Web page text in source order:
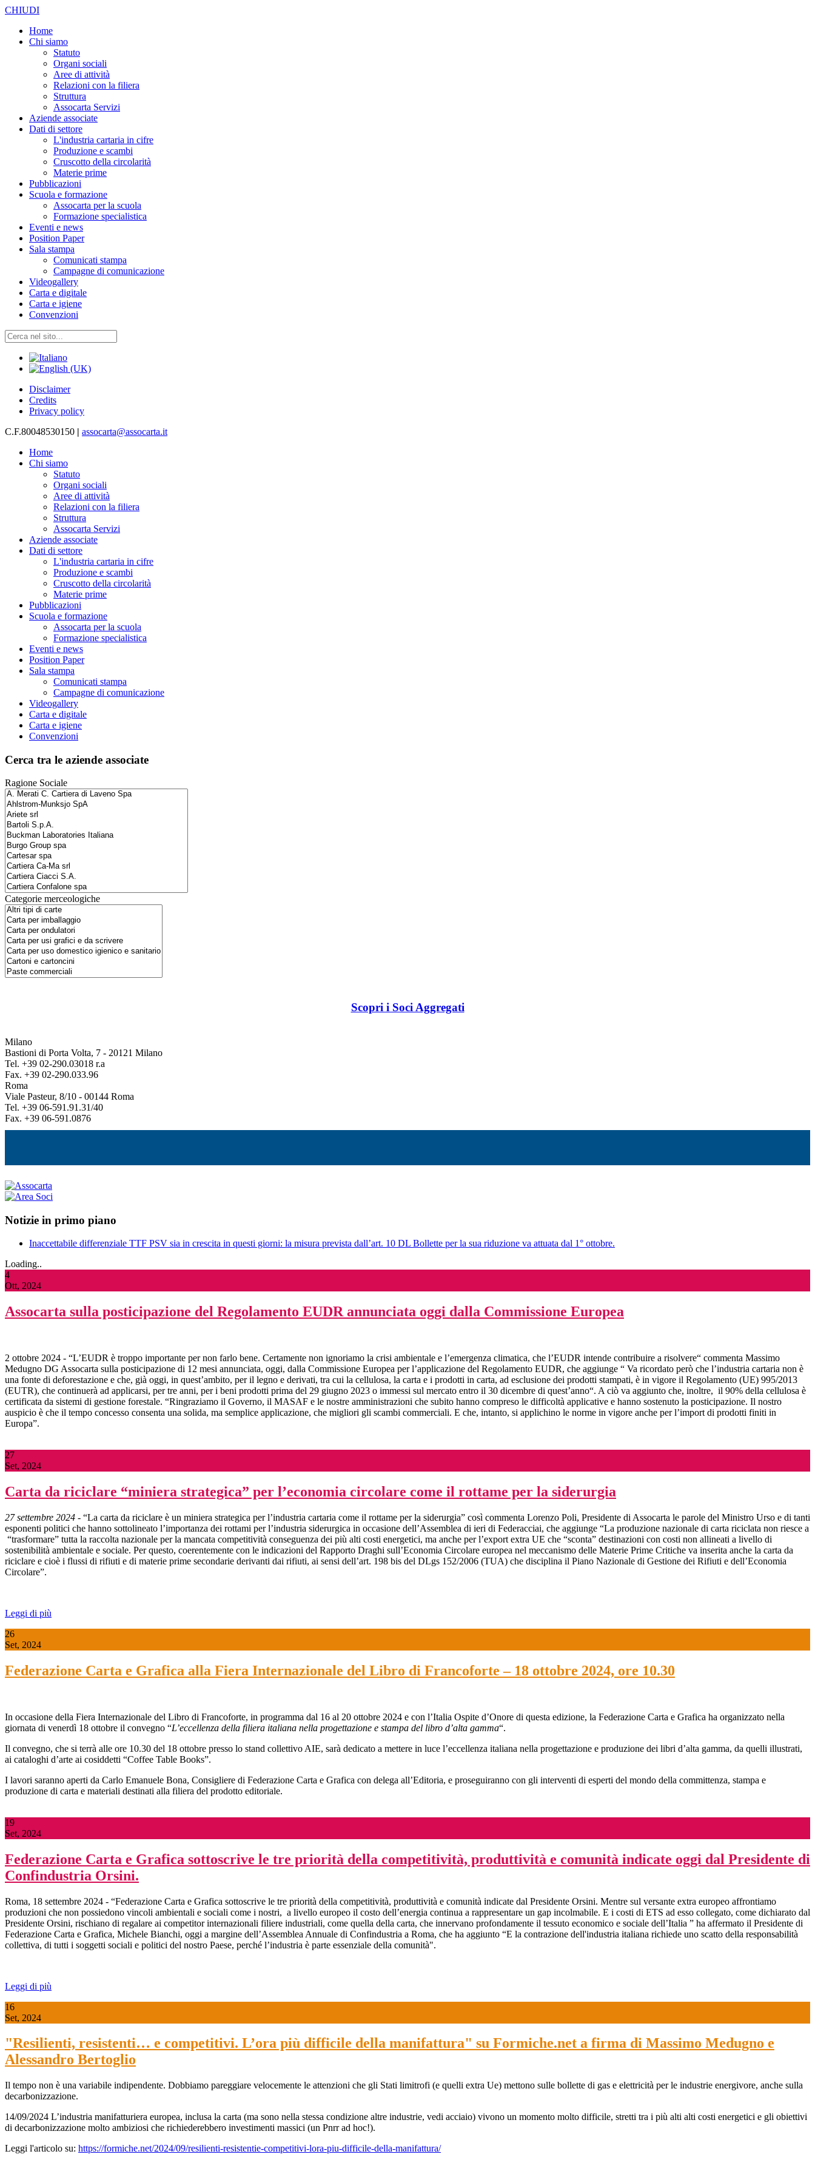
CHIUDI
Home
Chi siamo
Statuto
Organi sociali
Aree di attività
Relazioni con la filiera
Struttura
Assocarta Servizi
Aziende associate
Dati di settore
L'industria cartaria in cifre
Produzione e scambi
Cruscotto della circolarità
Materie prime
Pubblicazioni
Scuola e formazione
Assocarta per la scuola
Formazione specialistica
Eventi e news
Position Paper
Sala stampa
Comunicati stampa
Campagne di comunicazione
Videogallery
Carta e digitale
Carta e igiene
Convenzioni
Disclaimer
Credits
Privacy policy
C.F.80048530150 | assocarta@assocarta.it
Home
Chi siamo
Statuto
Organi sociali
Aree di attività
Relazioni con la filiera
Struttura
Assocarta Servizi
Aziende associate
Dati di settore
L'industria cartaria in cifre
Produzione e scambi
Cruscotto della circolarità
Materie prime
Pubblicazioni
Scuola e formazione
Assocarta per la scuola
Formazione specialistica
Eventi e news
Position Paper
Sala stampa
Comunicati stampa
Campagne di comunicazione
Videogallery
Carta e digitale
Carta e igiene
Convenzioni
Cerca tra le aziende associate
Ragione Sociale
Categorie merceologiche
Scopri i Soci Aggregati
Milano
Bastioni di Porta Volta, 7 - 20121 Milano
Tel. +39 02-290.03018 r.a
Fax. +39 02-290.033.96
Roma
Viale Pasteur, 8/10 - 00144 Roma
Tel. +39 06-591.91.31/40
Fax. +39 06-591.0876
Notizie in primo piano
Inaccettabile differenziale TTF PSV sia in crescita in questi giorni: la misura prevista dall’art. 10 DL Bollette per la sua riduzione va attuata dal 1° ottobre.
Loading..
4
Ott, 2024
Assocarta sulla posticipazione del Regolamento EUDR annunciata oggi dalla Commissione Europea
2 ottobre 2024 - “L’EUDR è troppo importante per non farlo bene. Certamente non ignoriamo la crisi ambientale e l’emergenza climatica, che l’EUDR intende contribuire a risolvere“ commenta Massimo
Medugno DG Assocarta sulla posticipazione di 12 mesi annunciata, oggi, dalla Commissione Europea per l’applicazione del Regolamento EUDR, che aggiunge “ Va ricordato però che l’industria cartaria non è
una fonte di deforestazione e che, già oggi, in quest’ambito, per il legno e derivati, tra cui la cellulosa, la carta e i prodotti in carta, ad esclusione dei prodotti stampati, è in vigore il Regolamento (UE) 995/2013
(EUTR), che continuerà ad applicarsi, per tre anni, per i beni prodotti prima del 29 giugno 2023 o immessi sul mercato entro il 30 dicembre di quest’anno“. A ciò va aggiunto che, inoltre, il 90% della cellulosa è
certificata da sistemi di gestione forestale. “Ringraziamo il Governo, il MASAF e le nostre amministrazioni che subito hanno compreso le difficoltà applicative e hanno sostenuto la posticipazione. Il nostro
auspicio è che il tempo concesso consenta una solida, ma semplice applicazione, che migliori gli scambi commerciali. E che, intanto, si applichino le norme in vigore anche per l’import di prodotti finiti in
Europa”.
27
Set, 2024
Carta da riciclare “miniera strategica” per l’economia circolare come il rottame per la siderurgia
27 settembre 2024 - “La carta da riciclare è un miniera strategica per l’industria cartaria come il rottame per la siderurgia” così commenta Lorenzo Poli, Presidente di Assocarta le parole del Ministro Urso e di tanti
esponenti politici che hanno sottolineato l’importanza dei rottami per l’industria siderurgica in occasione dell’Assemblea di ieri di Federacciai, che aggiunge “La produzione nazionale di carta riciclata non riesce a
“trasformare” tutta la raccolta nazionale per la mancata competitività conseguenza dei più alti costi energetici, ma anche per l’export extra UE che “sconta” destinazioni con costi non allineati a livello di
sostenibilità ambientale e sociale. Per questo, coerentemente con le indicazioni del Rapporto Draghi sull’Economia Circolare europea nel meccanismo delle Materie Prime Critiche va inserita anche la carta da
riciclare e cioè i flussi di rifiuti e di materie prime secondarie derivanti dai rifiuti, ai sensi dell’art. 198 bis del DLgs 152/2006 (TUA) che disciplina il Piano Nazionale di Gestione dei Rifiuti e dell’Economia
Circolare”.
Leggi di più
26
Set, 2024
Federazione Carta e Grafica alla Fiera Internazionale del Libro di Francoforte – 18 ottobre 2024, ore 10.30
In occasione della Fiera Internazionale del Libro di Francoforte, in programma dal 16 al 20 ottobre 2024 e con l’Italia Ospite d’Onore di questa edizione, la Federazione Carta e Grafica ha organizzato nella
giornata di venerdì 18 ottobre il convegno “L’eccellenza della filiera italiana nella progettazione e stampa del libro d’alta gamma“.
Il convegno, che si terrà alle ore 10.30 del 18 ottobre presso lo stand collettivo AIE, sarà dedicato a mettere in luce l’eccellenza italiana nella progettazione e produzione dei libri d’alta gamma, da quelli illustrati,
ai cataloghi d’arte ai cosiddetti “Coffee Table Books”.
I lavori saranno aperti da Carlo Emanuele Bona, Consigliere di Federazione Carta e Grafica con delega all’Editoria, e proseguiranno con gli interventi di esperti del mondo della committenza, stampa e
produzione di carta e materiali destinati alla filiera del prodotto editoriale.
19
Set, 2024
Federazione Carta e Grafica sottoscrive le tre priorità della competitività, produttività e comunità indicate oggi dal Presidente di
Confindustria Orsini.
Roma, 18 settembre 2024 - “Federazione Carta e Grafica sottoscrive le tre priorità della competitività, produttività e comunità indicate dal Presidente Orsini. Mentre sul versante extra europeo affrontiamo
produzioni che non possiedono vincoli ambientali e sociali come i nostri, a livello europeo il costo dell’energia continua a rappresentare un gap incolmabile. E i costi di ETS ad esso collegato, come dichiarato dal
Presidente Orsini, rischiano di regalare ai competitor internazionali filiere industriali, come quella della carta, che innervano profondamente il tessuto economico e sociale dell’Italia ” ha affermato il Presidente di
Federazione Carta e Grafica, Michele Bianchi, oggi a margine dell’Assemblea Annuale di Confindustria a Roma, che ha aggiunto “E la contrazione dell'industria italiana richiede uno scatto della responsabilità
collettiva, di tutti i soggetti sociali e politici del nostro Paese, perché l’industria è parte essenziale della comunità".
Leggi di più
16
Set, 2024
"Resilienti, resistenti… e competitivi. L’ora più difficile della manifattura" su Formiche.net a firma di Massimo Medugno e
Alessandro Bertoglio
Il tempo non è una variabile indipendente. Dobbiamo pareggiare velocemente le attenzioni che gli Stati limitrofi (e quelli extra Ue) mettono sulle bollette di gas e elettricità per le industrie energivore, anche sulla
decarbonizzazione.
14/09/2024 L’industria manifatturiera europea, inclusa la carta (ma sono nella stessa condizione altre industrie, vedi acciaio) vivono un momento molto difficile, stretti tra i più alti alti costi energetici e gli obiettivi
di decarbonizzazione molto ambiziosi che richiederebbero investimenti massici (un Pnrr ad hoc!).
Leggi l'articolo su: https://formiche.net/2024/09/resilienti-resistentie-competitivi-lora-piu-difficile-della-manifattura/